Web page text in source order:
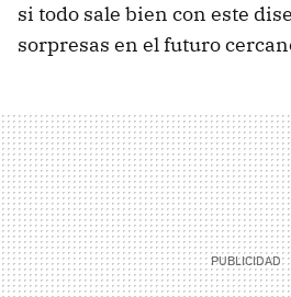
si todo sale bien con este
sorpresas en el futuro